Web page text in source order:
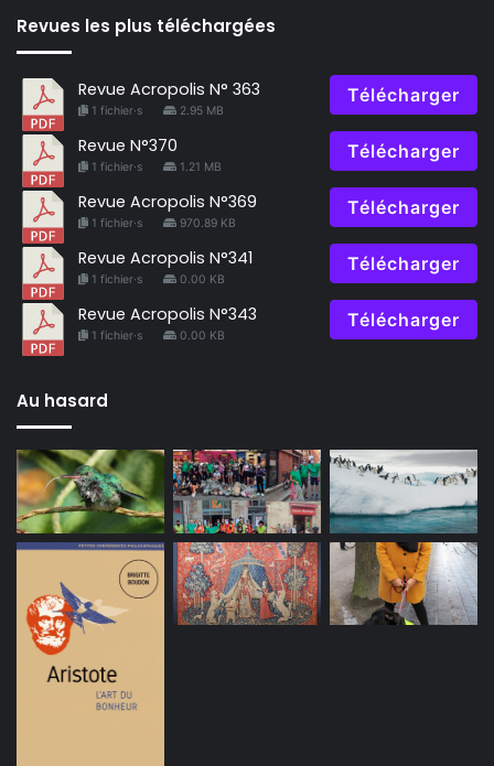
Revues les plus téléchargées
Revue Acropolis N° 363
1 fichier·s 2.95 MB
Télécharger
Revue N°370
1 fichier·s 1.21 MB
Télécharger
Revue Acropolis N°369
1 fichier·s 970.89 KB
Télécharger
Revue Acropolis N°341
1 fichier·s 0.00 KB
Télécharger
Revue Acropolis N°343
1 fichier·s 0.00 KB
Télécharger
Au hasard